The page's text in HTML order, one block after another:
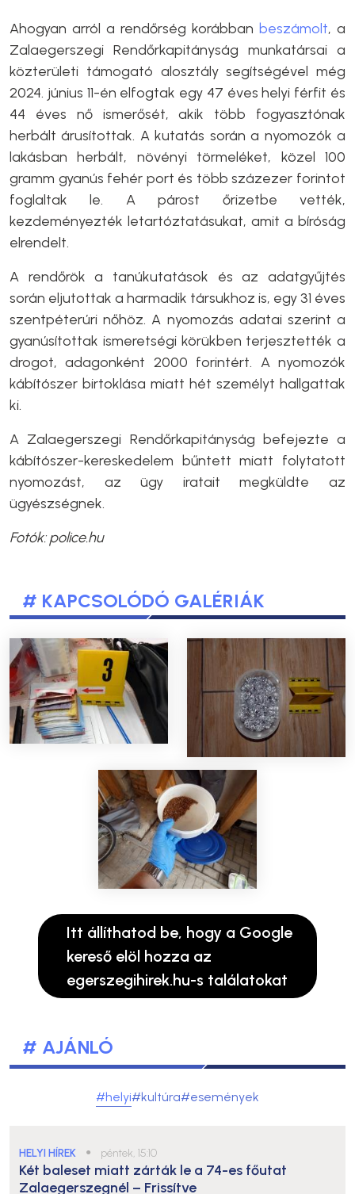
Ahogyan arról a rendőrség korábban beszámolt, a
Zalaegerszegi Rendőrkapitányság munkatársai a
közterületi támogató alosztály segítségével még
2024. június 11-én elfogtak egy 47 éves helyi férfit és
44 éves nő ismerősét, akik több fogyasztónak
herbált árusítottak. A kutatás során a nyomozók a
lakásban herbált, növényi törmeléket, közel 100
gramm gyanús fehér port és több százezer forintot
foglaltak le. A párost őrizetbe vették,
kezdeményezték letartóztatásukat, amit a bíróság
elrendelt.
A rendőrök a tanúkutatások és az adatgyűjtés
során eljutottak a harmadik társukhoz is, egy 31 éves
szentpéterúri nőhöz. A nyomozás adatai szerint a
gyanúsítottak ismeretségi körükben terjesztették a
drogot, adagonként 2000 forintért. A nyomozók
kábítószer birtoklása miatt hét személyt hallgattak
ki.
A Zalaegerszegi Rendőrkapitányság befejezte a
kábítószer-kereskedelem bűntett miatt folytatott
nyomozást, az ügy iratait megküldte az
ügyészségnek.
Fotók: police.hu
# KAPCSOLÓDÓ GALÉRIÁK
Itt állíthatod be, hogy a Google
kereső elöl hozza az
egerszegihirek.hu-s találatokat
# AJÁNLÓ
#helyi#kultúra#események
HELYI HÍREK ● péntek, 15:10
Két baleset miatt zárták le a 74-es főutat
Zalaegerszegnél – Frissítve